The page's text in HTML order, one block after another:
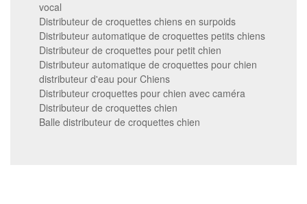
vocal
Distributeur de croquettes chiens en surpoids
Distributeur automatique de croquettes petits chiens
Distributeur de croquettes pour petit chien
Distributeur automatique de croquettes pour chien
distributeur d'eau pour Chiens
Distributeur croquettes pour chien avec caméra
Distributeur de croquettes chien
Balle distributeur de croquettes chien